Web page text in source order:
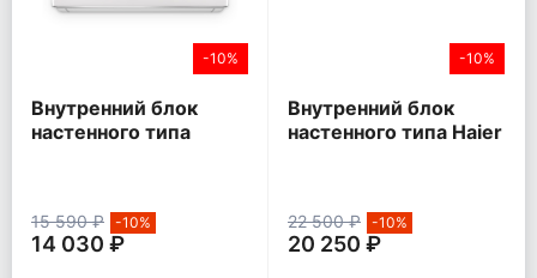
-10%
Внутренний блок
настенного типа
15 590 ₽ -10%
14 030 ₽
-10%
Внутренний блок
настенного типа Haier
22 500 ₽ -10%
20 250 ₽